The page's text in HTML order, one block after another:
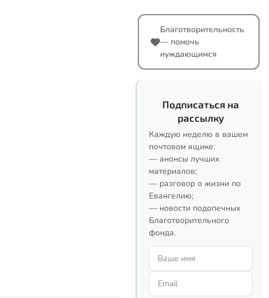
Благотворительность
— помочь
нуждающимся
Подписаться на
рассылку
Каждую неделю в вашем
почтовом ящике:
— анонсы лучших
материалов;
— разговор о жизни по
Евангелию;
— новости подопечных
Благотворительного
фонда.